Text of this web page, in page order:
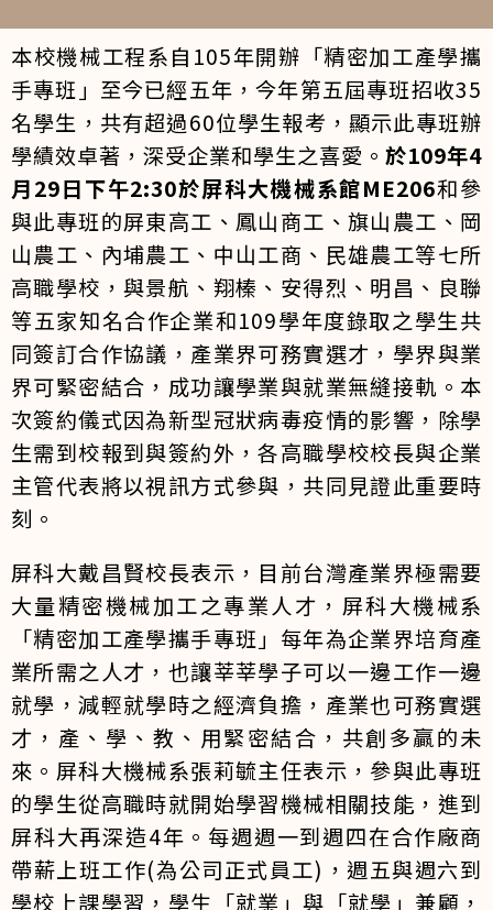
本校機械工程系自105年開辦「精密加工產學攜
手專班」至今已經五年，今年第五屆專班招收35
名學生，共有超過60位學生報考，顯示此專班辦
學績效卓著，深受企業和學生之喜愛。 於109年4
月29日下午2:30於屏科大機械系館ME206和參
與此專班的屏東高工、鳳山商工、旗山農工、岡
山農工、內埔農工、中山工商、民雄農工等七所
高職學校，與景航、翔榛、安得烈、明昌、良聯
等五家知名合作企業和109學年度錄取之學生共
同簽訂合作協議，產業界可務實選才，學界與業
界可緊密結合，成功讓學業與就業無縫接軌。本
次簽約儀式因為新型冠狀病毒疫情的影響，除學
生需到校報到與簽約外，各高職學校校長與企業
主管代表將以視訊方式參與，共同見證此重要時
刻。
屏科大戴昌賢校長表示，目前台灣產業界極需要
大量精密機械加工之專業人才，屏科大機械系
「精密加工產學攜手專班」每年為企業界培育產
業所需之人才，也讓莘莘學子可以一邊工作一邊
就學，減輕就學時之經濟負擔，產業也可務實選
才，產、學、教、用緊密結合，共創多贏的未
來。屏科大機械系張莉毓主任表示，參與此專班
的學生從高職時就開始學習機械相關技能，進到
屏科大再深造4年。每週週一到週四在合作廠商
帶薪上班工作(為公司正式員工)，週五與週六到
學校上課學習，學生「就業」與「就學」兼顧，